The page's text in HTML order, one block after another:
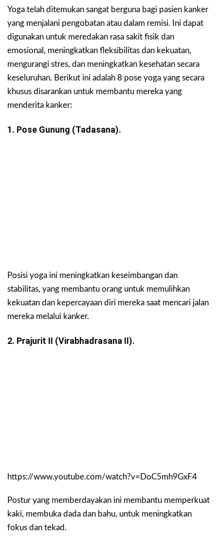
Yoga telah ditemukan sangat berguna bagi pasien kanker
yang menjalani pengobatan atau dalam remisi. Ini dapat
digunakan untuk meredakan rasa sakit fisik dan
emosional, meningkatkan fleksibilitas dan kekuatan,
mengurangi stres, dan meningkatkan kesehatan secara
keseluruhan. Berikut ini adalah 8 pose yoga yang secara
khusus disarankan untuk membantu mereka yang
menderita kanker:
1. Pose Gunung (Tadasana).
Posisi yoga ini meningkatkan keseimbangan dan
stabilitas, yang membantu orang untuk memulihkan
kekuatan dan kepercayaan diri mereka saat mencari jalan
mereka melalui kanker.
2. Prajurit II (Virabhadrasana II).
https://www.youtube.com/watch?v=DoC5mh9GxF4
Postur yang memberdayakan ini membantu memperkuat
kaki, membuka dada dan bahu, untuk meningkatkan
fokus dan tekad.